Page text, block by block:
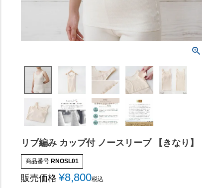
リブ編み カップ付 ノースリーブ 【きなり】
商品番号 RNOSL01
販売価格 ¥8,800税込